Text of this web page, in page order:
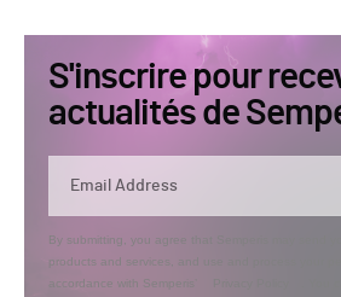
S'inscrire pour
actualités de
By submitting, you agree that Semperis may send
products and services, and use and process your
accordance with Semperis’